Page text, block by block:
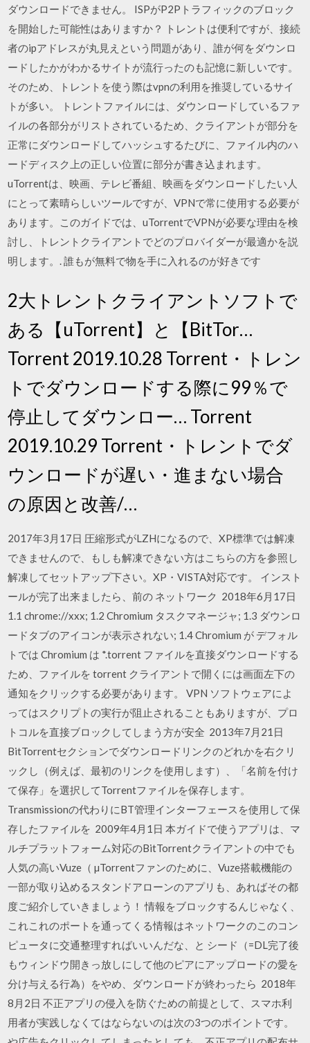
ダウンロードできません。 ISPがP2Pトラフィックのブロック
を開始した可能性はありますか？ トレントは便利ですが、接続
者のipアドレスが丸見えという問題があり、誰が何をダウンロ
ードしたかがわかるサイトが流行ったのも記憶に新しいです。
そのため、トレントを使う際はvpnの利用を推奨しているサイ
トが多い。 トレントファイルには、ダウンロードしているファ
イルの各部分がリストされているため、クライアントが部分を
正常にダウンロードしてハッシュするたびに、ファイル内のハ
ードディスク上の正しい位置に部分が書き込まれます。
uTorrentは、映画、テレビ番組、映画をダウンロードしたい人
にとって素晴らしいツールですが、VPNで常に使用する必要が
あります。このガイドでは、uTorrentでVPNが必要な理由を検
討し、トレントクライアントでどのプロバイダーが最適かを説
明します。. 誰もが無料で物を手に入れるのが好きです
2大トレントクライアントソフトで
ある【uTorrent】と【BitTor…
Torrent 2019.10.28 Torrent・トレン
トでダウンロードする際に99％で
停止してダウンロー… Torrent
2019.10.29 Torrent・トレントでダ
ウンロードが遅い・進まない場合
の原因と改善/…
2017年3月17日 圧縮形式がLZHになるので、XP標準では解凍
できませんので、もしも解凍できない方はこちらの方を参照し
解凍してセットアップ下さい。XP・VISTA対応です。 インスト
ールが完了出来ましたら、前の ネットワーク 2018年6月17日
1.1 chrome://xxx; 1.2 Chromium タスクマネージャ; 1.3 ダウンロ
ードタブのアイコンが表示されない; 1.4 Chromium が デフォル
トでは Chromium は *.torrent ファイルを直接ダウンロードする
ため、ファイルを torrent クライアントで開くには画面左下の
通知をクリックする必要があります。 VPN ソフトウェアによ
ってはスクリプトの実行が阻止されることもありますが、プロ
トコルを直接ブロックしてしまう方が安全 2013年7月21日
BitTorrentセクションでダウンロードリンクのどれかを右クリ
ックし（例えば、最初のリンクを使用します）、「名前を付け
て保存」を選択してTorrentファイルを保存します。
Transmissionの代わりにBT管理インターフェースを使用して保
存したファイルを 2009年4月1日 本ガイドで使うアプリは、マ
ルチプラットフォーム対応のBitTorrentクライアントの中でも
人気の高いVuze（ µTorrentファンのために、Vuze搭載機能の
一部が取り込めるスタンドアローンのアプリも、あればその都
度ご紹介していきましょう！ 情報をブロックするんじゃなく、
これこれのポートを通ってくる情報はネットワークのこのコン
ピュータに交通整理すればいいんだな、と シード（=DL完了後
もウィンドウ開きっ放しにして他のピアにアップロードの愛を
分け与える行為）をやめ、ダウンロードが終わったら 2018年
8月2日 不正アプリの侵入を防ぐための前提として、スマホ利
用者が実践しなくてはならないのは次の3つのポイントです。